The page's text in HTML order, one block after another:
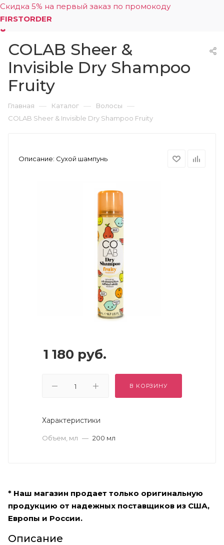
Скидка 5% на первый заказ по промокоду
FIRSTORDER
0
COLAB Sheer &
Invisible Dry Shampoo
Fruity
Главная — Каталог — Волосы —
COLAB Sheer & Invisible Dry Shampoo Fruity
Описание: Сухой шампунь
1 180 руб.
В КОРЗИНУ
Характеристики
Объем, мл — 200 мл
* Наш магазин продает только оригинальную
продукцию от надежных поставщиков из США,
Европы и России.
Описание